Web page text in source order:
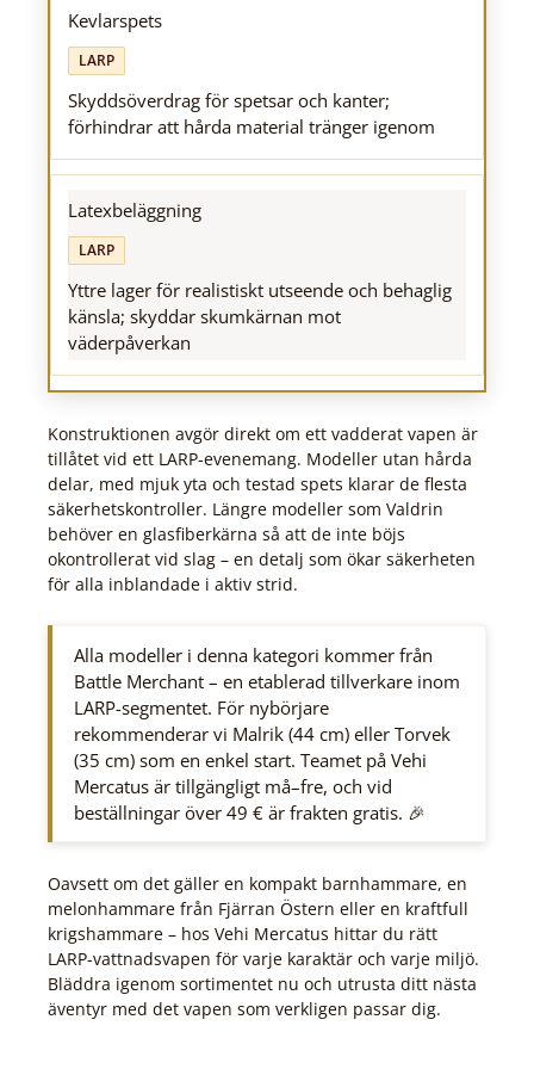
Kevlarspets
LARP
Skyddsöverdrag för spetsar och kanter;
förhindrar att hårda material tränger igenom
Latexbeläggning
LARP
Yttre lager för realistiskt utseende och behaglig
känsla; skyddar skumkärnan mot
väderpåverkan
Konstruktionen avgör direkt om ett vadderat vapen är
tillåtet vid ett LARP-evenemang. Modeller utan hårda
delar, med mjuk yta och testad spets klarar de flesta
säkerhetskontroller. Längre modeller som Valdrin
behöver en glasfiberkärna så att de inte böjs
okontrollerat vid slag – en detalj som ökar säkerheten
för alla inblandade i aktiv strid.
Alla modeller i denna kategori kommer från
Battle Merchant – en etablerad tillverkare inom
LARP-segmentet. För nybörjare
rekommenderar vi Malrik (44 cm) eller Torvek
(35 cm) som en enkel start. Teamet på Vehi
Mercatus är tillgängligt må–fre, och vid
beställningar över 49 € är frakten gratis. 🎉
Oavsett om det gäller en kompakt barnhammare, en
melonhammare från Fjärran Östern eller en kraftfull
krigshammare – hos Vehi Mercatus hittar du rätt
LARP-vattnadsvapen för varje karaktär och varje miljö.
Bläddra igenom sortimentet nu och utrusta ditt nästa
äventyr med det vapen som verkligen passar dig.